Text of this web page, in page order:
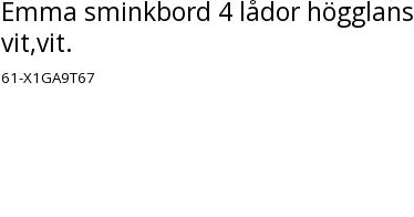
Emma sminkbord 4 lådor högglans
vit,vit.
61-X1GA9T67